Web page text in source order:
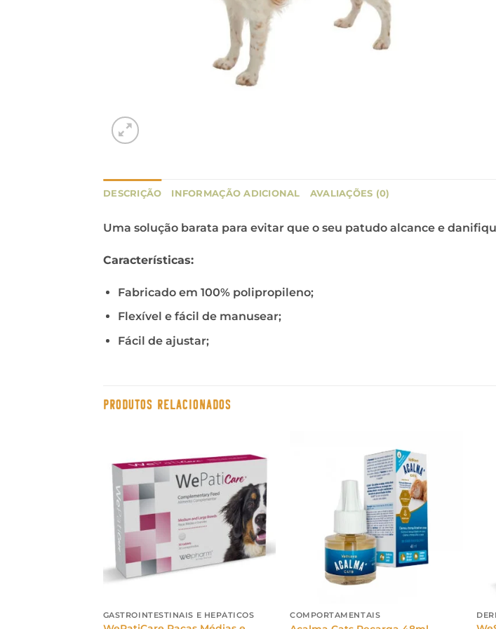
DESCRIÇÃO INFORMAÇÃO ADICIONAL AVALIAÇÕES (0)
Uma solução barata para evitar que o seu patudo alcance e
Características:
Fabricado em 100% polipropileno;
Flexível e fácil de manusear;
Fácil de ajustar;
PRODUTOS RELACIONADOS
GASTROINTESTINAIS E HEPÁTICOS COMPORTAMENTAIS